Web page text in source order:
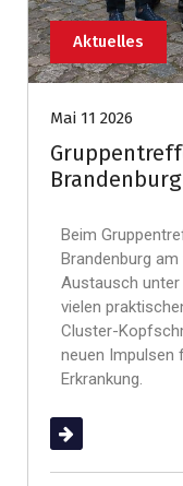
Aktuelles
Mai 11 2026
Beim
Brandenburg
Austausch
vielen
Cluster-
neuen Impulsen
Erkrankung.
(mehr …)